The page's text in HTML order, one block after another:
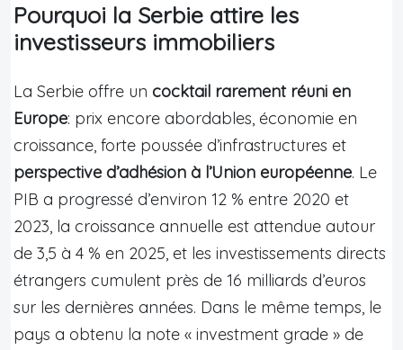
Pourquoi la Serbie attire les
investisseurs immobiliers
La Serbie offre un cocktail rarement réuni en
Europe: prix encore abordables, économie en
croissance, forte poussée d’infrastructures et
perspective d’adhésion à l’Union européenne. Le
PIB a progressé d’environ 12 % entre 2020 et
2023, la croissance annuelle est attendue autour
de 3,5 à 4 % en 2025, et les investissements directs
étrangers cumulent près de 16 milliards d’euros
sur les dernières années. Dans le même temps, le
pays a obtenu la note « investment grade » de